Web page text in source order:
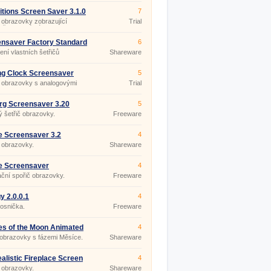
Screen Saver 3.1.0
obrazovky zobrazující
barevné nápisy.
7
Trial
Factory Standard
vlastních šetřičů
6
Shareware
Clock Screensaver
obrazovky s analogovými
5
Trial
Screensaver 3.20
šetřič obrazovky.
5
Freeware
Screensaver 3.2
4
Shareware
Screensaver
spořič obrazovky.
4
Freeware
2.0.0.1
4
Freeware
of the Moon Animated
5.07
s fázemi Měsíce.
4
Shareware
Fireplace Screen
3.9.4
4
Shareware